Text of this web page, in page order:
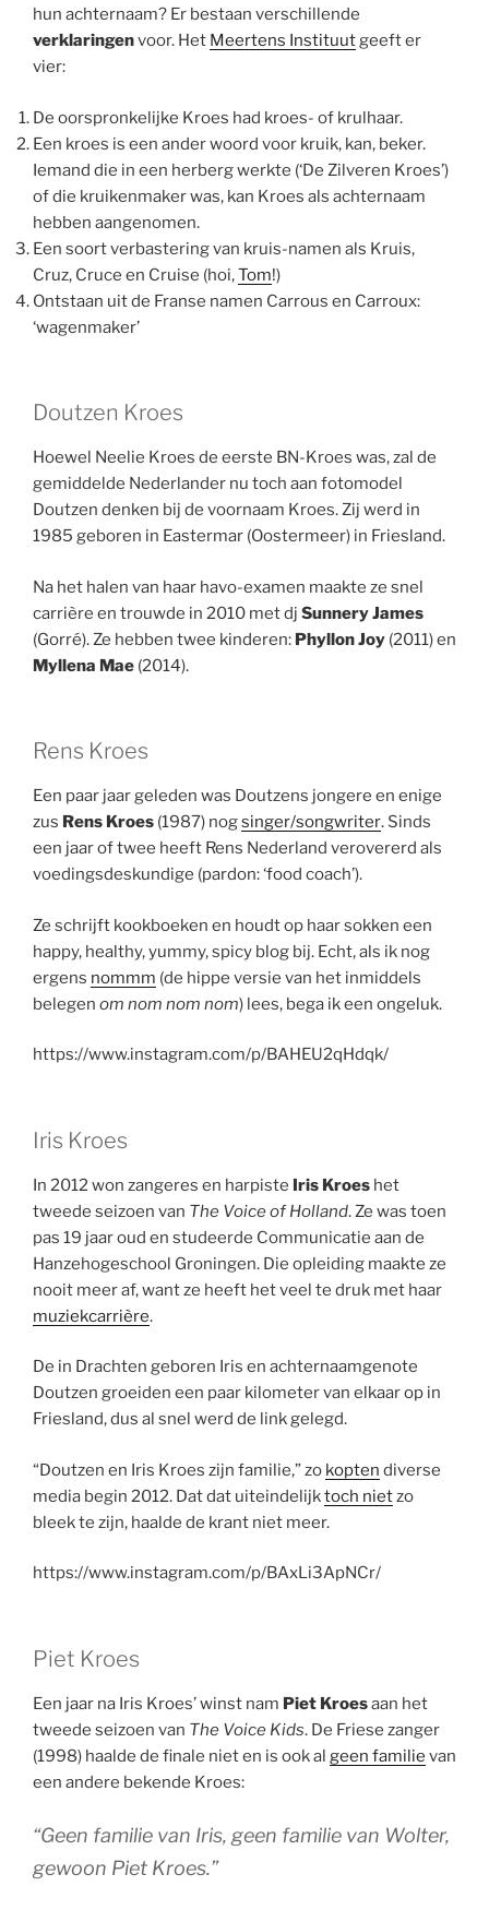
hun achternaam? Er bestaan verschillende
verklaringenvoor. Het Meertens Instituutgeeft er
vier:
De oorspronkelijke Kroes had kroes- of krulhaar.
Een kroes is een ander woord voor kruik, kan, beker.
Iemand die in een herberg werkte (‘De Zilveren Kroes’)
of die kruikenmaker was, kan Kroes als achternaam
hebben aangenomen.
Een soort verbastering van kruis-namen als Kruis,
Cruz, Cruce en Cruise (hoi,Tom!)
Ontstaan uit de Franse namen Carrous en Carroux:
‘wagenmaker’
Doutzen Kroes
Hoewel Neelie Kroes de eerste BN-Kroes was, zal de
gemiddelde Nederlander nu toch aan fotomodel
Doutzen denken bij de voornaam Kroes. Zij werd in
1985 geboren in Eastermar (Oostermeer) in Friesland.
Na het halen van haar havo-examen maakte ze snel
carrière en trouwde in 2010 met dj Sunnery James
(Gorré). Ze hebben twee kinderen: Phyllon Joy (2011) en
Myllena Mae (2014).
Rens Kroes
Een paar jaar geleden was Doutzens jongere en enige
zus Rens Kroes (1987) nogsinger/songwriter. Sinds
een jaar of twee heeft Rens Nederland verovererd als
voedingsdeskundige (pardon: ‘food coach’).
Ze schrijft kookboeken en houdt op haar sokken een
happy, healthy, yummy, spicy blog bij. Echt, als ik nog
ergens nommm (de hippe versie van het inmiddels
belegen om nom nom nom) lees, bega ik een ongeluk.
https://www.instagram.com/p/BAHEU2qHdqk/
Iris Kroes
In 2012 won zangeres en harpiste Iris Kroes het
tweede seizoen van The Voice of Holland. Ze was toen
pas 19 jaar oud en studeerde Communicatie aan de
Hanzehogeschool Groningen. Die opleiding maakte ze
nooit meer af, want ze heeft het veel te druk met haar
muziekcarrière.
De in Drachten geboren Iris en achternaamgenote
Doutzen groeiden een paar kilometer van elkaar op in
Friesland, dus al snel werd de link gelegd.
“Doutzen en Iris Kroes zijn familie,” zo kopten diverse
media begin 2012. Dat dat uiteindelijktoch nietzo
bleek te zijn, haalde de krant niet meer.
https://www.instagram.com/p/BAxLi3ApNCr/
Piet Kroes
Een jaar na Iris Kroes’ winst nam Piet Kroesaan het
tweede seizoen van The Voice Kids. De Friese zanger
(1998) haalde de finale niet en is ook al geen familie van
een andere bekende Kroes:
“Geen familie van Iris, geen familie van Wolter,
gewoon Piet Kroes.”